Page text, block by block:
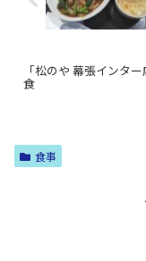
「松のや 幕張インタ
食
食事